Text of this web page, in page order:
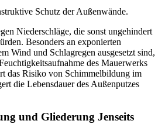
Schutz der Außenwände.
Niederschläge, die sonst ungehindert
Besonders an exponierten
Wind und Schlagregen ausgesetzt sind,
des Mauerwerks
das Risiko von Schimmelbildung im
die Lebensdauer des Außenputzes
und Gliederung Jenseits